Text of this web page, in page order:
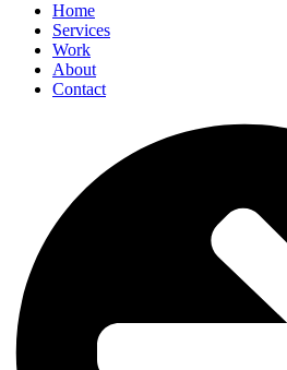
Home
Services
Work
About
Contact